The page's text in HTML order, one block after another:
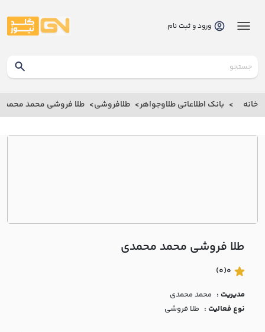
بانک
بانک
اطلاعاتی
درباره
با ما
مقالات
ورود و ثبت نام
خانه بانک اطلاعاتی طلاوجواهر طلافروشی طلا فروشی محمد
طلا فروشی محمد محمدي
0
(0)
مدیریت : محمد محمدی
نوع فعالیت : طلا فروشی